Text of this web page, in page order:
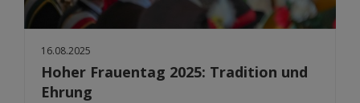
16.08.2025
Hoher Frauentag 2025: Tradition und
Ehrung